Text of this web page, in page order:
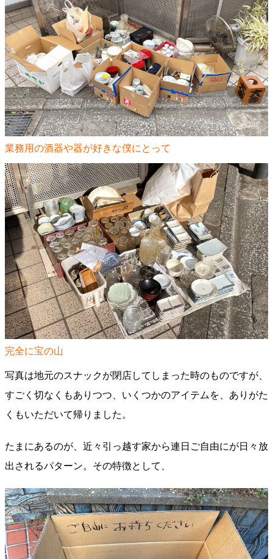
業務用の酒器や器が好きな僕にとって
完全に宝の山
写真は地元のスナックが閉店してしまった時のものですが、
すごく切なくもありつつ、いくつかのアイテムを、ありがた
くもいただいて帰りました。
たまにあるのが、近々引っ越す家から連日ご自由にが日々放
出されるパターン。その特徴として、